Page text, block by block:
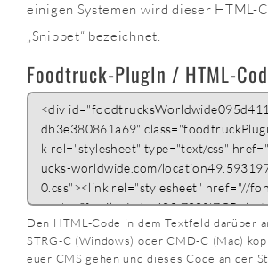
einigen Systemen wird dieser HTML-
„Snippet“ bezeichnet.
Foodtruck-PlugIn / HTML-
Den HTML-Code in dem Textfeld darüber
STRG-C (Windows) oder CMD-C (Mac)
euer CMS gehen und dieses Code an der